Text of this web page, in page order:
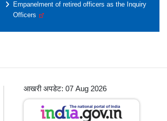
Empanelment of retired officers as the Inquiry
Officers
आखरी अपडेट: 07 Aug 2026